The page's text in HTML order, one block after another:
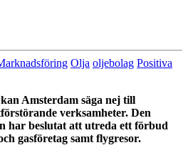
Olja oljebolag Positiva
Amsterdam säga nej till
verksamheter. Den
har beslutat att utreda ett förbud
gasföretag samt flygresor.